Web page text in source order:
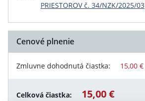
PRIESTOROV č. 34/NZK/2025/03
Cenové plnenie
Zmluvne dohodnutá čiastka: 15,00 €
Celková čiastka: 15,00 €